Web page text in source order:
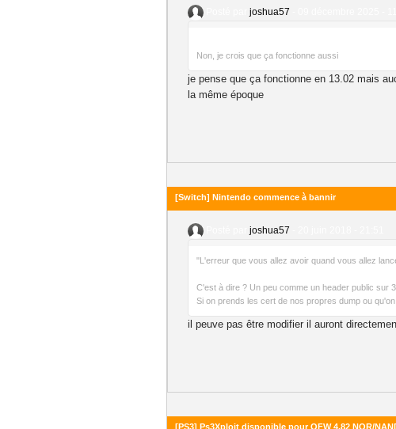
joshua57
Non, je crois que ça fonctionne aussi
je pense que ça fonctionne en 13.02 mais
la même époque
[Switch] Nintendo commence à bannir
joshua57
"L'erreur que vous allez avoir quand vous allez
C'est à dire ? Un peu comme un header public sur
Si on prends les cert de nos propres dump ou
il peuve pas être modifier il auront
[PS3] Ps3Xploit disponible pour OFW 4.82 NOR/